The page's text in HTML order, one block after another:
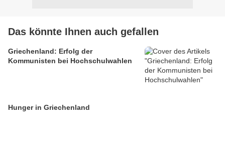
Das könnte Ihnen auch gefallen
Griechenland: Erfolg der
Kommunisten bei Hochschulwahlen
Hunger in Griechenland